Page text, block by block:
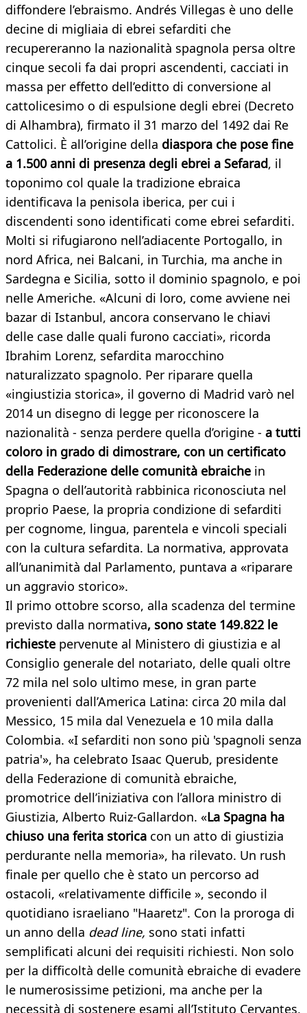
diffondere l’ebraismo. Andrés Villegas è uno delle
decine di migliaia di ebrei sefarditi che
recupereranno la nazionalità spagnola persa oltre
cinque secoli fa dai propri ascendenti, cacciati in
massa per effetto dell’editto di conversione al
cattolicesimo o di espulsione degli ebrei (Decreto
di Alhambra), firmato il 31 marzo del 1492 dai Re
Cattolici. È all’origine della diaspora che pose fine
a 1.500 anni di presenza degli ebrei a Sefarad, il
toponimo col quale la tradizione ebraica
identificava la penisola iberica, per cui i
discendenti sono identificati come ebrei sefarditi.
Molti si rifugiarono nell’adiacente Portogallo, in
nord Africa, nei Balcani, in Turchia, ma anche in
Sardegna e Sicilia, sotto il dominio spagnolo, e poi
nelle Americhe. «Alcuni di loro, come avviene nei
bazar di Istanbul, ancora conservano le chiavi
delle case dalle quali furono cacciati», ricorda
Ibrahim Lorenz, sefardita marocchino
naturalizzato spagnolo. Per riparare quella
«ingiustizia storica», il governo di Madrid varò nel
2014 un disegno di legge per riconoscere la
nazionalità - senza perdere quella d’origine - a tutti
coloro in grado di dimostrare, con un certificato
della Federazione delle comunità ebraiche in
Spagna o dell’autorità rabbinica riconosciuta nel
proprio Paese, la propria condizione di sefarditi
per cognome, lingua, parentela e vincoli speciali
con la cultura sefardita. La normativa, approvata
all’unanimità dal Parlamento, puntava a «riparare
un aggravio storico».
Il primo ottobre scorso, alla scadenza del termine
previsto dalla normativa, sono state 149.822 le
richieste pervenute al Ministero di giustizia e al
Consiglio generale del notariato, delle quali oltre
72 mila nel solo ultimo mese, in gran parte
provenienti dall’America Latina: circa 20 mila dal
Messico, 15 mila dal Venezuela e 10 mila dalla
Colombia. «I sefarditi non sono più 'spagnoli senza
patria'», ha celebrato Isaac Querub, presidente
della Federazione di comunità ebraiche,
promotrice dell’iniziativa con l’allora ministro di
Giustizia, Alberto Ruiz-Gallardon. «La Spagna ha
chiuso una ferita storica con un atto di giustizia
perdurante nella memoria», ha rilevato. Un rush
finale per quello che è stato un percorso ad
ostacoli, «relativamente difficile », secondo il
quotidiano israeliano "Haaretz". Con la proroga di
un anno della dead line, sono stati infatti
semplificati alcuni dei requisiti richiesti. Non solo
per la difficoltà delle comunità ebraiche di evadere
le numerosissime petizioni, ma anche per la
necessità di sostenere esami all’Istituto Cervantes,